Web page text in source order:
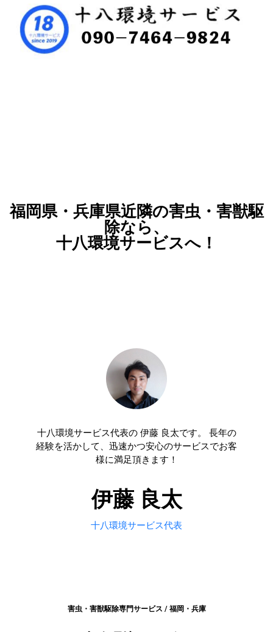
福岡県・兵庫県近隣の害虫・害獣駆
除なら、
十八環境サービスへ！
十八環境サービス代表の 伊藤 良太です。 長年の
経験を活かして、迅速かつ安心のサービスでお客
様に満足頂きます！
伊藤 良太
十八環境サービス代表
害虫・害獣駆除専門サービス / 福岡・兵庫